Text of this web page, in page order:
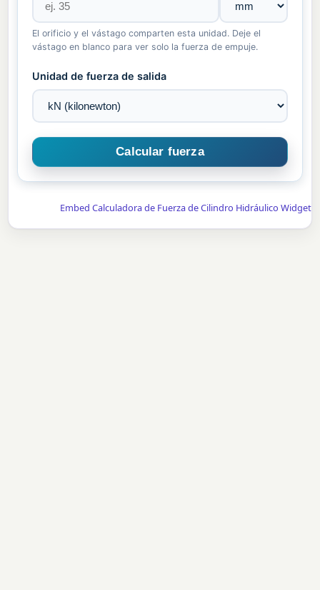
El orificio y el vástago comparten esta unidad. Deje el
vástago en blanco para ver solo la fuerza de empuje.
Unidad de fuerza de salida
Embed Calculadora de Fuerza de Cilindro Hidráulico Widget